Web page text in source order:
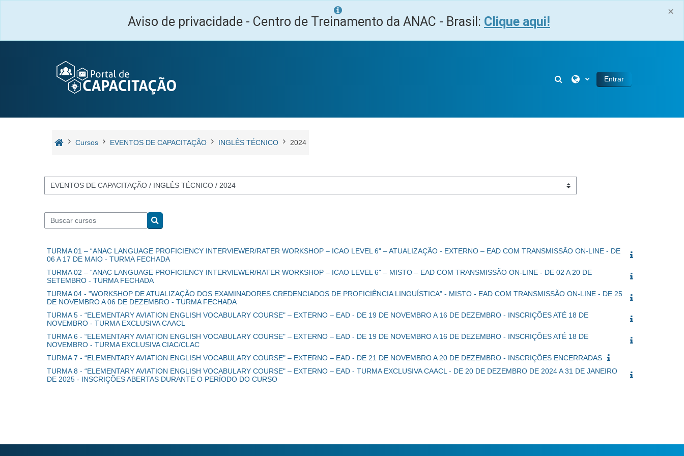
×
Aviso de privacidade - Centro de Treinamento da ANAC - Brasil: Clique aqui!
Alternar entrada de pesquisa
Entrar
Cursos EVENTOS DE CAPACITAÇÃO INGLÊS TÉCNICO 2024
Categorias de Cursos
Buscar cursos
Buscar cursos
TURMA 01 – “ANAC LANGUAGE PROFICIENCY INTERVIEWER/RATER WORKSHOP – ICAO LEVEL 6" – ATUALIZAÇÃO - EXTERNO – EAD COM TRANSMISSÃO ON-LINE - DE
06 A 17 DE MAIO - TURMA FECHADA
TURMA 02 – “ANAC LANGUAGE PROFICIENCY INTERVIEWER/RATER WORKSHOP – ICAO LEVEL 6" – MISTO – EAD COM TRANSMISSÃO ON-LINE - DE 02 A 20 DE
SETEMBRO - TURMA FECHADA
TURMA 04 - "WORKSHOP DE ATUALIZAÇÃO DOS EXAMINADORES CREDENCIADOS DE PROFICIÊNCIA LINGUÍSTICA" - MISTO - EAD COM TRANSMISSÃO ON-LINE - DE 25
DE NOVEMBRO A 06 DE DEZEMBRO - TURMA FECHADA
TURMA 5 - “ELEMENTARY AVIATION ENGLISH VOCABULARY COURSE" – EXTERNO – EAD - DE 19 DE NOVEMBRO A 16 DE DEZEMBRO - INSCRIÇÕES ATÉ 18 DE
NOVEMBRO - TURMA EXCLUSIVA CAACL
TURMA 6 - “ELEMENTARY AVIATION ENGLISH VOCABULARY COURSE" – EXTERNO – EAD - DE 19 DE NOVEMBRO A 16 DE DEZEMBRO - INSCRIÇÕES ATÉ 18 DE
NOVEMBRO - TURMA EXCLUSIVA CIAC/CLAC
TURMA 7 - “ELEMENTARY AVIATION ENGLISH VOCABULARY COURSE" – EXTERNO – EAD - DE 21 DE NOVEMBRO A 20 DE DEZEMBRO - INSCRIÇÕES ENCERRADAS
TURMA 8 - “ELEMENTARY AVIATION ENGLISH VOCABULARY COURSE" – EXTERNO – EAD - TURMA EXCLUSIVA CAACL - DE 20 DE DEZEMBRO DE 2024 A 31 DE JANEIRO
DE 2025 - INSCRIÇÕES ABERTAS DURANTE O PERÍODO DO CURSO